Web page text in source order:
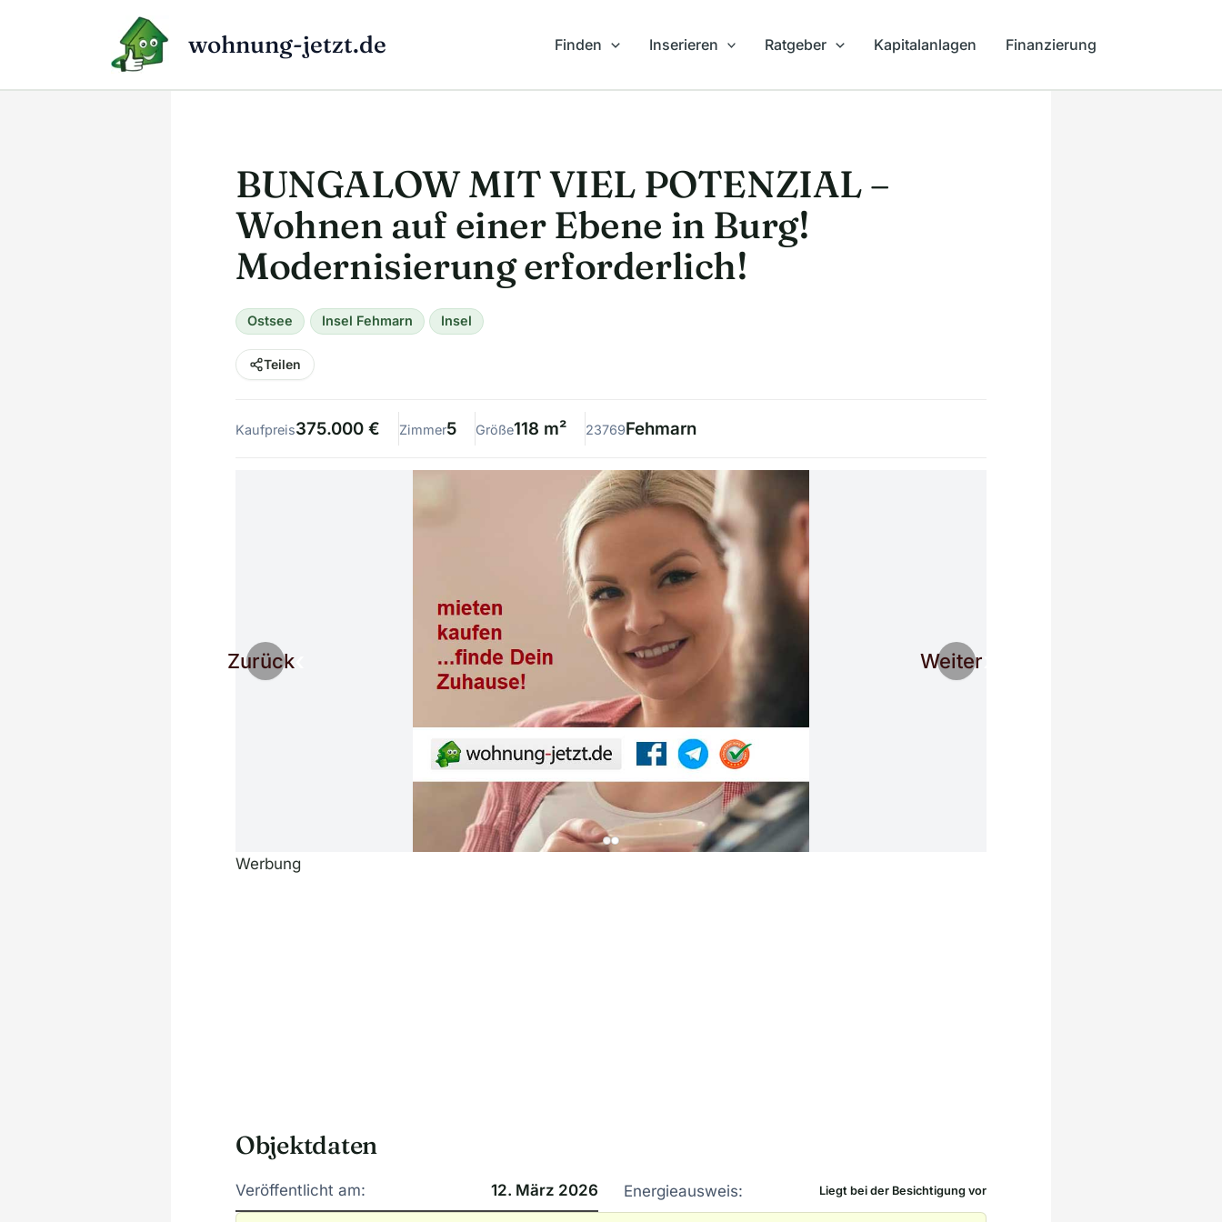
wohnung-jetzt.de Finden Inserieren Ratgeber Kapitalanlagen Finanzierung
BUNGALOW MIT VIEL POTENZIAL –
Wohnen auf einer Ebene in Burg!
Modernisierung erforderlich!
Ostsee Insel Fehmarn Insel
Teilen
Kaufpreis375.000 € Zimmer5 Größe118 m² 23769Fehmarn
Zurück Weiter
Werbung
Objektdaten
Veröffentlicht am: 12. März 2026 Energieausweis: Liegt bei der Besichtigung vor